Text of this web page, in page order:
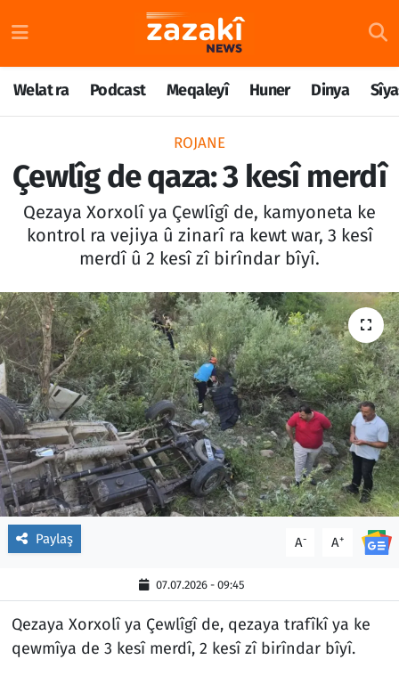
Welat ra Podcast Meqaleyî Huner Dinya
ROJANE
Çewlîg de qaza: 3 kesî merdî
Qezaya Xorxolî ya Çewlîgî de, kamyoneta ke
kontrol ra vejiya û zinarî ra kewt war, 3 kesî
merdî û 2 kesî zî birîndar bîyî.
Paylaş A- A+
07.07.2026 - 09:45
Qezaya Xorxolî ya Çewlîgî de, qezaya trafîkî ya ke
qewmîya de 3 kesî merdî, 2 kesî zî birîndar bîyî.
Welat ra
Podcast
Meqaleyî
Huner
Sîyaset
Rojane
Têkilî
Nöbetçi Eczaneler
Hava Durumu
Namaz Vakitleri
Trafik Durumu
Süper Lig Puan Durumu ve Fikstür
Tüm Manşetler
Son Dakika Haberleri
Haber Arşivi